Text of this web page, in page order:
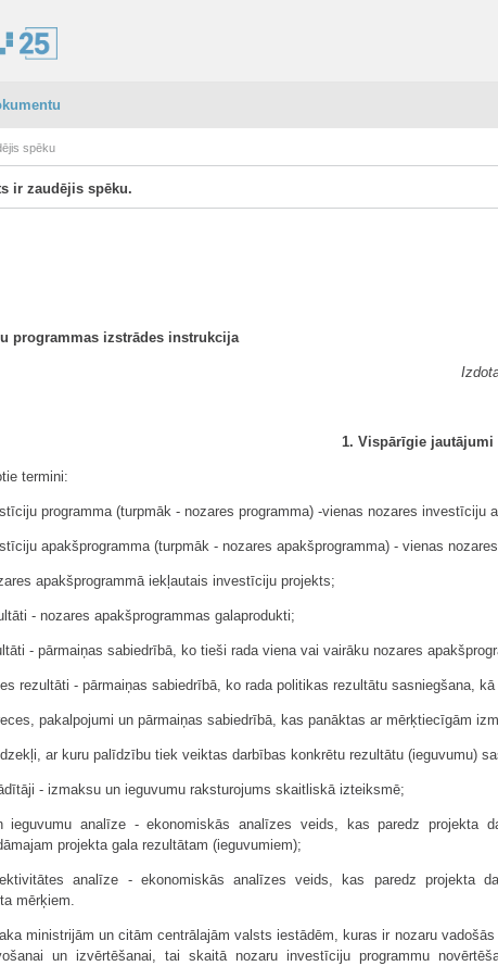
spēku
ir zaudējis spēku.
programmas izstrādes instrukcija
1. Vispārīgie jautājumi
termini:
programma (turpmāk - nozares programma) -vienas nozares investīciju
apakšprogramma (turpmāk - nozares apakšpro­gram­ma) - vienas
apakšprogrammā iekļautais investīciju projekts;
- nozares apakšprogrammas galaprodukti;
- pārmaiņas sabiedrībā, ko tieši rada viena vai vairāku nozares
rezultāti - pārmaiņas sabiedrībā, ko rada politikas rezultātu sasniegšana,
pakalpojumi un pārmaiņas sabiedrībā, kas panāktas ar mērķtiecīgām
ar kuru palīdzību tiek veiktas darbības konkrētu rezultātu (ieguvumu)
- izmaksu un ieguvumu raksturojums skaitliskā izteiksmē;
ieguvumu analīze - ekonomiskās analīzes veids, kas paredz projekta
projekta gala rezultātam (ieguvumiem);
analīze - ekonomiskās analīzes veids, kas paredz projekta
mērķiem.
ministrijām un citām centrālajām valsts iestādēm, kuras ir nozaru
un izvērtēšanai, tai skaitā nozaru investīciju programmu